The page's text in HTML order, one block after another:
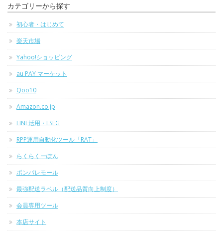
カテゴリーから探す
初心者・はじめて
楽天市場
Yahoo!ショッピング
au PAY マーケット
Qoo10
Amazon.co.jp
LINE活用・LSEG
RPP運用自動化ツール「RAT」
らくらくーぽん
ポンパレモール
最強配送ラベル（配送品質向上制度）
会員専用ツール
本店サイト